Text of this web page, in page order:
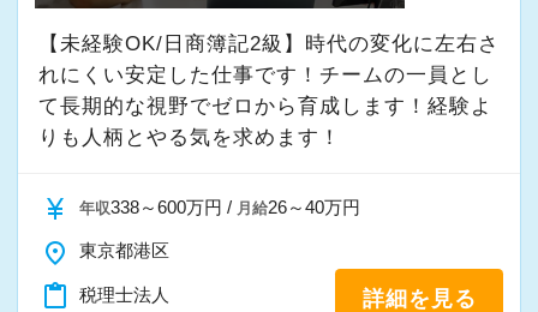
～事業の発展に寄与するために、公正で健全な
会計・税務を通じて、貢献できる価値を提供
し、人生豊かで幸せになるための力となること
～
当事務所では、経営者やそこで働く社員の皆さ
に取り組んでいます。
また、職員一人ひとりが仕事にやりがいや成長
を感じながら、安心して長く働ける事務所であ
【未経験OK/日商簿記2級】時代の変化に左右さ
れにくい安定した仕事です！チームの一員とし
て⻑期的な視野でゼロから育成します！経験よ
りも人柄とやる気を求めます！
currency_yen 年収338～600万円 / 月給26～40万円
place 東京都港区
content_paste 税理士法人 詳細を見る